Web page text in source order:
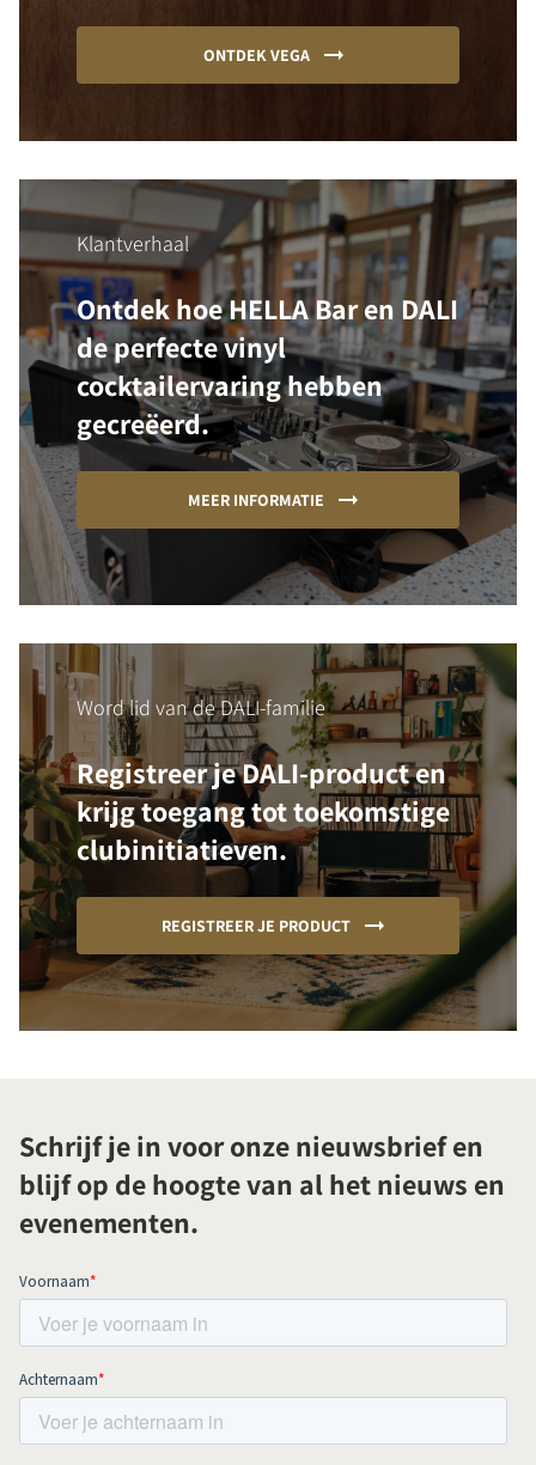
ONTDEK VEGA
Klantverhaal
Ontdek hoe HELLA Bar en DALI
de perfecte vinyl
cocktailervaring hebben
gecreëerd.
MEER INFORMATIE
Word lid van de DALI-familie
Registreer je DALI-product en
krijg toegang tot toekomstige
clubinitiatieven.
REGISTREER JE PRODUCT
Schrijf je in voor onze nieuwsbrief en
blijf op de hoogte van al het nieuws en
evenementen.